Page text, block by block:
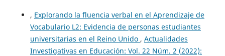
, Explorando la fluencia verbal en el Aprendizaje de
Vocabulario L2: Evidencia de personas estudiantes
universitarias en el Reino Unido , Actualidades
Investigativas en Educación: Vol. 22 Núm. 2 (2022):